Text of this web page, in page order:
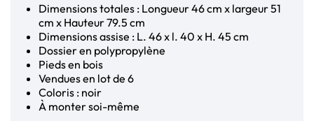
Dimensions totales : Longueur 46 cm x largeur 51
cm x Hauteur 79.5 cm
Dimensions assise : L. 46 x l. 40 x H. 45 cm
Dossier en polypropylène
Pieds en bois
Vendues en lot de 6
Coloris : noir
À monter soi-même